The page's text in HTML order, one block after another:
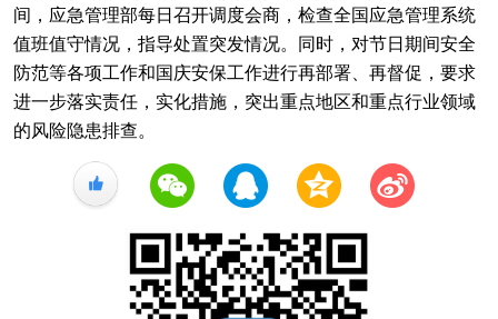
间，应急管理部每日召开调度会商，检查全国应急管理系统
值班值守情况，指导处置突发情况。同时，对节日期间安全
防范等各项工作和国庆安保工作进行再部署、再督促，要求
进一步落实责任，实化措施，突出重点地区和重点行业领域
的风险隐患排查。
+1